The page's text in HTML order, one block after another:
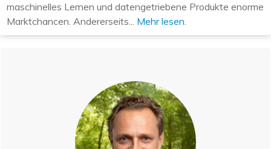
maschinelles Lernen und datengetriebene Produkte enorme
Marktchancen. Andererseits... Mehr lesen.